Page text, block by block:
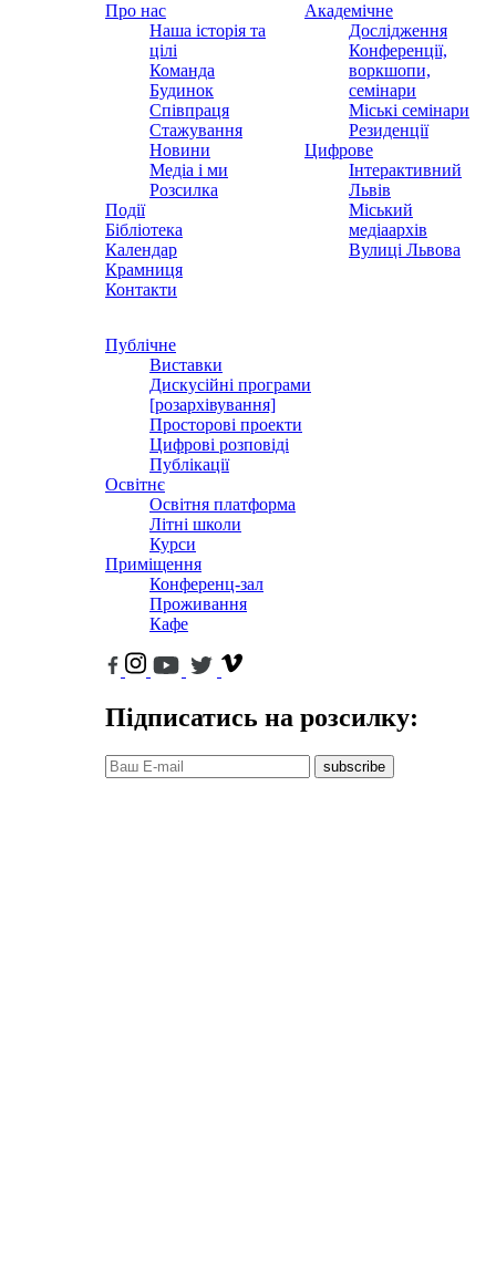
Про нас
Наша історія та
цілі
Команда
Будинок
Співпраця
Стажування
Новини
Медіа і ми
Розсилка
Події
Бібліотека
Календар
Крамниця
Контакти
Академічне
Дослідження
Конференції,
воркшопи,
семінари
Міські семінари
Резиденції
Цифрове
Інтерактивний
Львів
Міський
медіаархів
Вулиці Львова
Публічне
Виставки
Дискусійні програми
[розархівування]
Просторові проекти
Цифрові розповіді
Публікації
Освітнє
Освітня платформа
Літні школи
Курси
Приміщення
Конференц-зал
Проживання
Кафе
Підписатись на розсилку:
subscribe